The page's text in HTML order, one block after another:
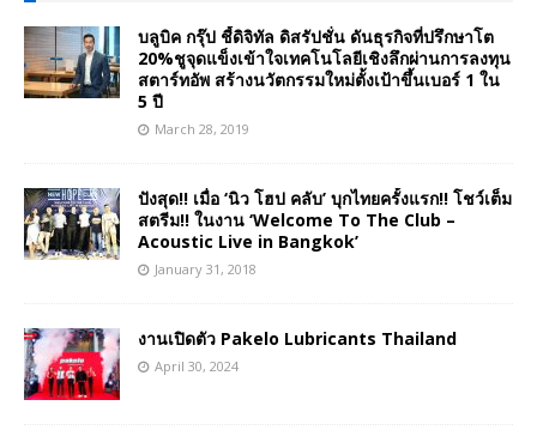
บลูบิค กรุ๊ป ชี้ดิจิทัล ดิสรัปชั่น ดันธุรกิจที่ปรึกษาโต
20%ชูจุดแข็งเข้าใจเทคโนโลยีเชิงลึกผ่านการลงทุน
สตาร์ทอัพ สร้างนวัตกรรมใหม่ตั้งเป้าขึ้นเบอร์ 1 ใน
5 ปี
March 28, 2019
ปังสุด!! เมื่อ ‘นิว โฮป คลับ’ บุกไทยครั้งแรก!! โชว์เต็ม
สตรีม!! ในงาน ‘Welcome To The Club –
Acoustic Live in Bangkok’
January 31, 2018
งานเปิดตัว Pakelo Lubricants Thailand
April 30, 2024